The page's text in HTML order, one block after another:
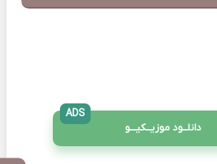
دانلــود موزیــکیـــو
ADS